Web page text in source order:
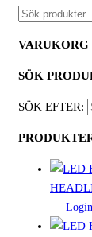
VARUKORG
SÖK
SÖK EFTER: